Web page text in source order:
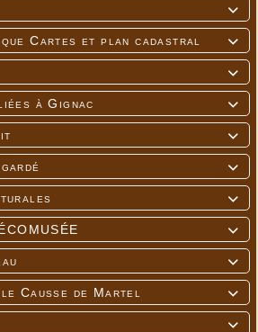


Cartes et plan cadastral


à Gignac






Causse de Martel
